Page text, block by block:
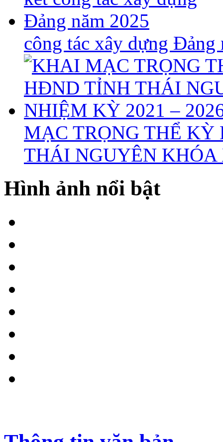
công tác xây dựng Đảng
MẠC TRỌNG THỂ
THÁI NGUYÊN KHÓA
Hình ảnh nổi bật